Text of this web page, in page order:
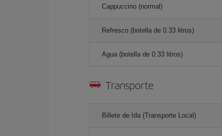
Cappuccino (normal)
Refresco (botella de 0.33 litros)
Agua (botella de 0.33 litros)
Transporte
Billete de Ida (Transporte Local)